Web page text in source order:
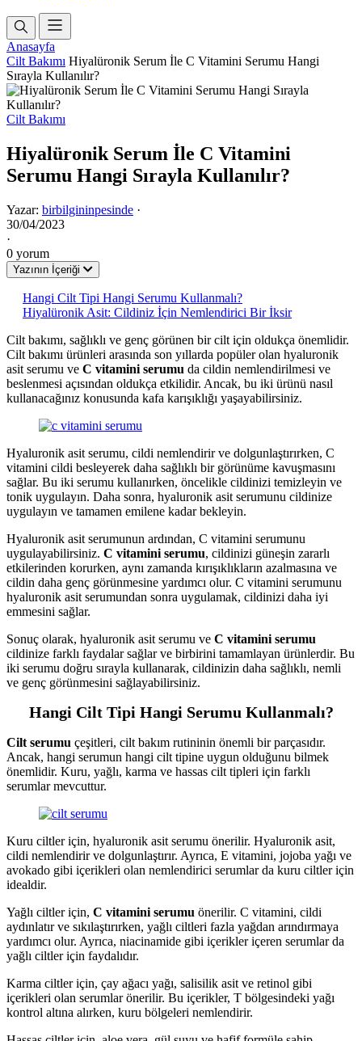
Anasayfa
Cilt Bakımı Hiyalüronik Serum İle C Vitamini Serumu Hangi
Sırayla Kullanılır?
Cilt Bakımı
Hiyalüronik Serum İle C Vitamini
Serumu Hangi Sırayla Kullanılır?
Yazar: birbilgininpesinde ·
30/04/2023
·
0 yorum
Yazının İçeriği
Hangi Cilt Tipi Hangi Serumu Kullanmalı?
Hiyalüronik Asit: Cildiniz İçin Nemlendirici Bir İksir
Cilt bakımı, sağlıklı ve genç görünen bir cilt için oldukça önemlidir.
Cilt bakımı ürünleri arasında son yıllarda popüler olan hyaluronik
asit serumu ve C vitamini serumu da cildin nemlendirilmesi ve
beslenmesi açısından oldukça etkilidir. Ancak, bu iki ürünü nasıl
kullanacağınız konusunda kafa karışıklığı yaşayabilirsiniz.
Hyaluronik asit serumu, cildi nemlendirir ve dolgunlaştırırken, C
vitamini cildi besleyerek daha sağlıklı bir görünüme kavuşmasını
sağlar. Bu iki serumu kullanırken, öncelikle cildinizi temizleyin ve
tonik uygulayın. Daha sonra, hyaluronik asit serumunu cildinize
uygulayın ve tamamen emilene kadar bekleyin.
Hyaluronik asit serumunun ardından, C vitamini serumunu
uygulayabilirsiniz. C vitamini serumu, cildinizi güneşin zararlı
etkilerinden korurken, aynı zamanda kırışıklıkların azalmasına ve
cildin daha genç görünmesine yardımcı olur. C vitamini serumunu
hyaluronik asit serumundan sonra uygulamak, cildinizi daha iyi
emmesini sağlar.
Sonuç olarak, hyaluronik asit serumu ve C vitamini serumu
cildinize farklı faydalar sağlar ve birbirini tamamlayan ürünlerdir. Bu
iki serumu doğru sırayla kullanarak, cildinizin daha sağlıklı, nemli
ve genç görünmesini sağlayabilirsiniz.
Hangi Cilt Tipi Hangi Serumu Kullanmalı?
Cilt serumu çeşitleri, cilt bakım rutininin önemli bir parçasıdır.
Ancak, hangi serumun hangi cilt tipine uygun olduğunu bilmek
önemlidir. Kuru, yağlı, karma ve hassas cilt tipleri için farklı
serumlar mevcuttur.
Kuru ciltler için, hyaluronik asit serumu önerilir. Hyaluronik asit,
cildi nemlendirir ve dolgunlaştırır. Ayrıca, E vitamini, jojoba yağı ve
avokado gibi içerikleri olan nemlendirici serumlar da kuru ciltler için
idealdir.
Yağlı ciltler için, C vitamini serumu önerilir. C vitamini, cildi
aydınlatır ve sıkılaştırırken, yağlı ciltleri fazla yağdan arındırmaya
yardımcı olur. Ayrıca, niacinamide gibi içerikler içeren serumlar da
yağlı ciltler için faydalıdır.
Karma ciltler için, çay ağacı yağı, salisilik asit ve retinol gibi
içerikleri olan serumlar önerilir. Bu içerikler, T bölgesindeki yağı
kontrol altına alırken, kuru bölgeleri nemlendirir.